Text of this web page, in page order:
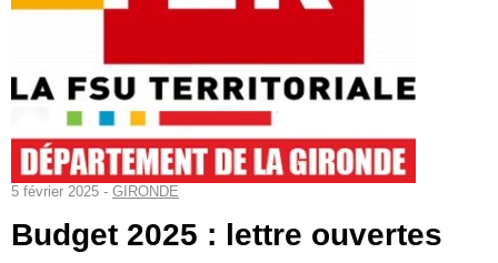
5 février 2025 - GIRONDE
Budget 2025 : lettre ouvertes